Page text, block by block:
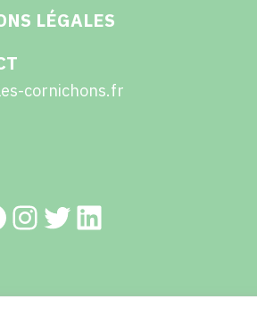
LÉGALES
cornichons.fr
Instagram
TwitterLinkedIn